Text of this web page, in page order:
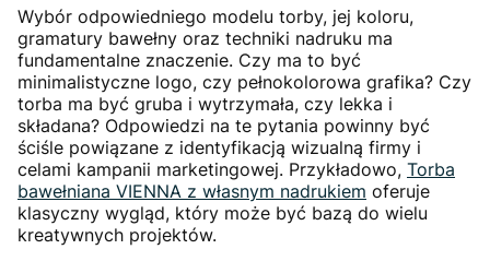
Wybór odpowiedniego modelu torby, jej koloru,
gramatury bawełny oraz techniki nadruku ma
fundamentalne znaczenie. Czy ma to być
minimalistyczne logo, czy pełnokolorowa grafika? Czy
torba ma być gruba i wytrzymała, czy lekka i
składana? Odpowiedzi na te pytania powinny być
ściśle powiązane z identyfikacją wizualną firmy i
celami kampanii marketingowej. Przykładowo, Torba
bawełniana VIENNA z własnym nadrukiem oferuje
klasyczny wygląd, który może być bazą do wielu
kreatywnych projektów.